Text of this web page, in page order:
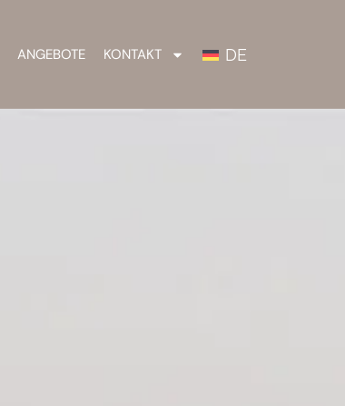
DE
ANGEBOTE KONTAKT